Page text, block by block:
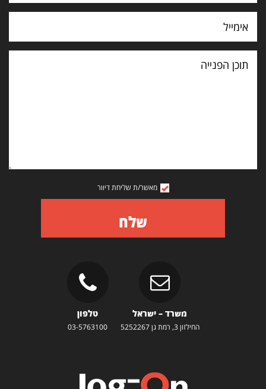
תוכן
הפנייה
מאשר/ת שליחת דיוור
שלח
משרד – ישראל
החילזון 3, רמת גן 5252267
טלפון
03-5763100